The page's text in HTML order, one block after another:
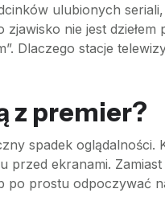
ulubionych
nie jest
Dlaczego stacje
z premier?
spadek oglądalności.
ekranami.
po prostu odpoczywać